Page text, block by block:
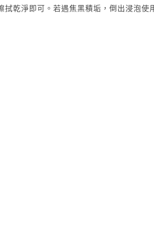
乾淨即可。若遇焦黑積垢，倒出浸泡使